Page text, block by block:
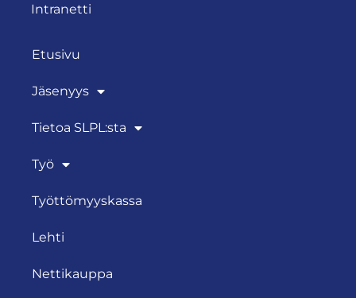
Intranetti
Etusivu
Jäsenyys
Tietoa SLPL:sta
Työ
Työttömyyskassa
Lehti
Nettikauppa